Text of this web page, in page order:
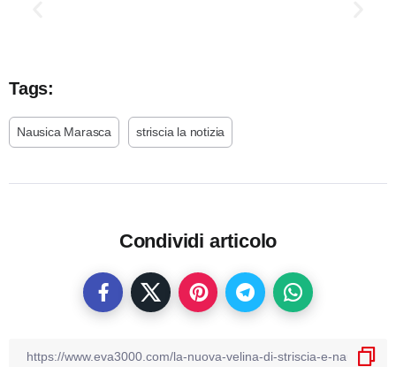
Tags:
Nausica Marasca striscia la notizia
Condividi articolo